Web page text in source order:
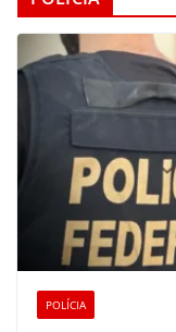
POLÍCIA